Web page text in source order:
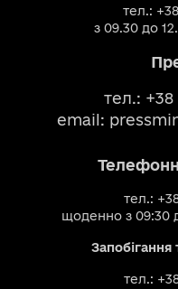
тел.:
з 09.30 до
тел.:
email:
тел.:
щоденно з 09:30
Запобігання
тел.: